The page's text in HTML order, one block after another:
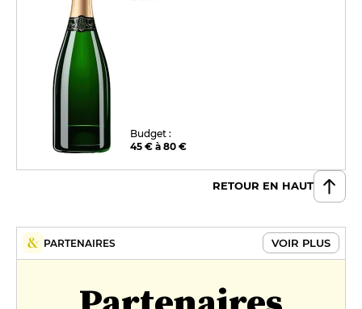
Budget :
45 € à 80 €
RETOUR EN HAUT
PARTENAIRES VOIR PLUS